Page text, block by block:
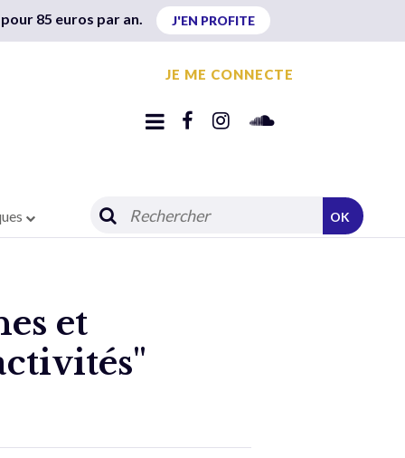
85 euros par an. J'EN PROFITE
JE ME CONNECTE
OK
et